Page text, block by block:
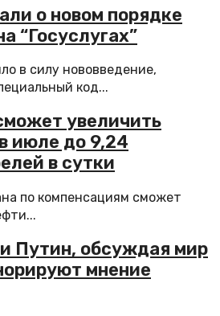
о новом порядке
“Госуслугах”
в силу нововведение,
код...
увеличить
июле до 9,24
в сутки
по компенсациям сможет
Путин, обсуждая мир
мнение